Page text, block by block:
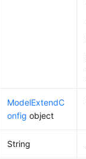
ModelExtendC
onfig object
String